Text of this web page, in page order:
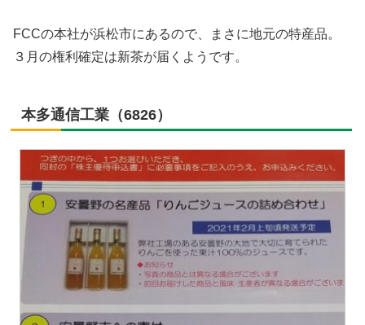
FCCの本社が浜松市にあるので、まさに地元の特産品。
３月の権利確定は新茶が届くようです。
本多通信工業（6826）